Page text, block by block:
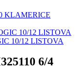
KLAMERICE
10/12 LISTOVA
6/4